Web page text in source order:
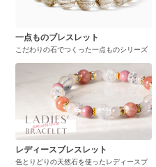
一点ものブレスレット
こだわりの石でつくった一点ものシリーズ
レディースブレスレット
色とりどりの天然石を使ったレディースブ